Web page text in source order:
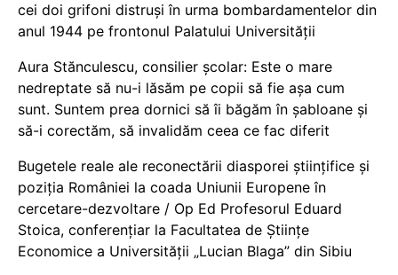
cei doi grifoni distruși în urma bombardamentelor din
anul 1944 pe frontonul Palatului Universității
Aura Stănculescu, consilier școlar: Este o mare
nedreptate să nu-i lăsăm pe copii să fie așa cum
sunt. Suntem prea dornici să îi băgăm în șabloane și
să-i corectăm, să invalidăm ceea ce fac diferit
Bugetele reale ale reconectării diasporei științifice și
poziția României la coada Uniunii Europene în
cercetare-dezvoltare / Op Ed Profesorul Eduard
Stoica, conferențiar la Facultatea de Științe
Economice a Universității „Lucian Blaga” din Sibiu